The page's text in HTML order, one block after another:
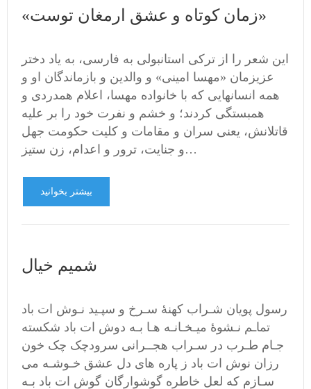
«زمان کوتاه و عشق ارمغان توست»
این شعر را از ترکی استانبولی به فارسی، به یاد دختر
عزیزمان «مهسا امینی» و والدین و بازماندگان او و
همه انسانهایی که با خانواده مهسا، اعلام همدردی و
همبستگی کردند؛ و خشم و نفرت خود را بر علیه
قاتلانش، یعنی سران و مقامات و کلیت حکومت جهل
و جنایت، ترور و اعدام، زن ستیز…
بیشتر بخوانید
شمیم خیال
رسول پویان شـراب کهنۀ سـرخ و سپـید نـوش ات باد
تماـم نـشوۀ میـخـانـه هـا بـه دوش ات باد شکسته
جـام طـرب در سـراب هجــرانی سرودچک چک خون
رزان نوش ات باد ز پاره های دل عشق خـوشـه می
سـازم که لعل خاطره گوشوارگان گوش ات باد بـه